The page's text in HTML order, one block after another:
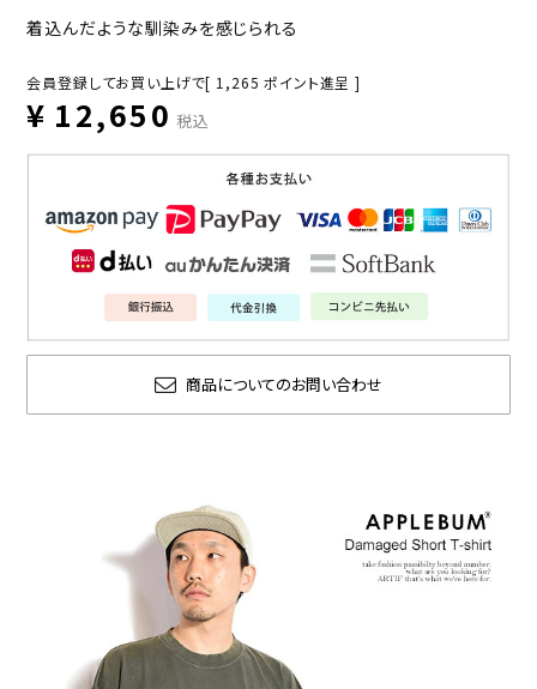
着込んだような馴染みを感じられる
会員登録してお買い上げで[ 1,265 ポイント進呈 ]
¥ 12,650 税込
商品についてのお問い合わせ